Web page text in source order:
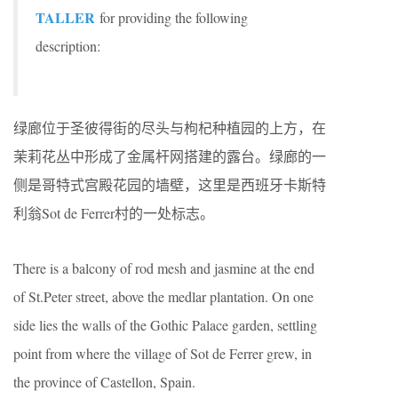
TALLER for providing the following
description:
绿廊位于圣彼得街的尽头与枸杞种植园的上方，在
茉莉花丛中形成了金属杆网搭建的露台。绿廊的一
侧是哥特式宫殿花园的墙壁，这里是西班牙卡斯特
利翁Sot de Ferrer村的一处标志。
There is a balcony of rod mesh and jasmine at the end
of St.Peter street, above the medlar plantation. On one
side lies the walls of the Gothic Palace garden, settling
point from where the village of Sot de Ferrer grew, in
the province of Castellon, Spain.